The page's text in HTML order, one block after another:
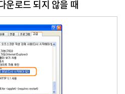
운로드 되지 않을 때